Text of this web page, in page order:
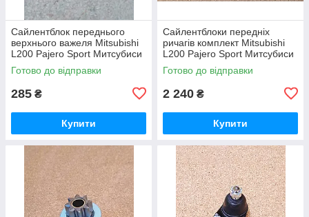
Сайлентблок переднього
верхнього важеля Mitsubishi
L200 Pajero Sport Митсубиси
Мицубиши Мітсубісі Л200
Паджеро Спорт
Готово до відправки
285 ₴
Купити
Сайлентблоки передніх
ричагів комплект Mitsubishi
L200 Pajero Sport Митсубиси
Мицубиши Мітсубісі Л200
Паджеро Спорт 96-07
Готово до відправки
2 240 ₴
Купити